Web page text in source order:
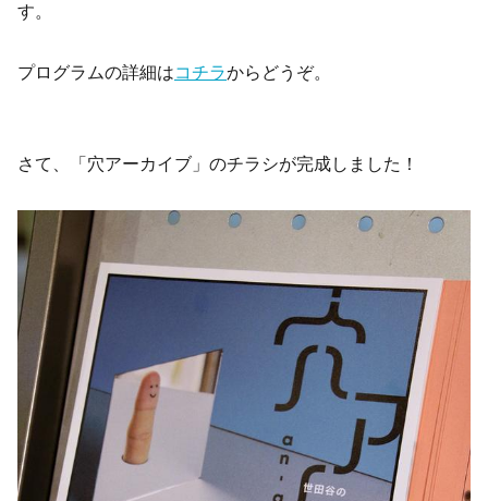
す。
プログラムの詳細はコチラからどうぞ。
さて、「穴アーカイブ」のチラシが完成しました！